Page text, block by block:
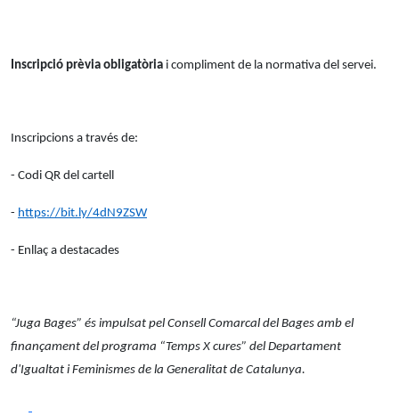
Inscripció prèvia obligatòria i compliment de la normativa del servei.
Inscripcions a través de:
- Codi QR del cartell
- https://bit.ly/4dN9ZSW
- Enllaç a destacades
“Juga Bages” és impulsat pel Consell Comarcal del Bages amb el
finançament del programa “Temps X cures” del Departament
d'Igualtat i Feminismes de la Generalitat de Catalunya.